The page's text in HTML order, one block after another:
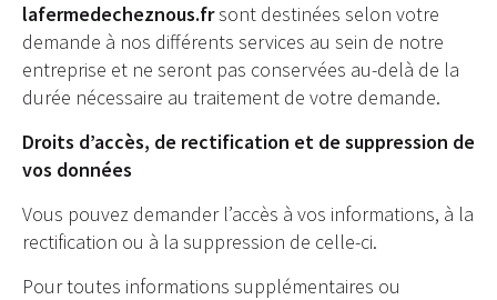
lafermedecheznous.frsont destinées selon votre
demande à nos différents services au sein de notre
entreprise et ne seront pas conservées au-delà de la
durée nécessaire au traitement de votre demande.
Droits d’accès, de rectification et de suppression de
vos données
Vous pouvez demander l’accès à vos informations, à la
rectification ou à la suppression de celle-ci.
Pour toutes informations supplémentaires ou